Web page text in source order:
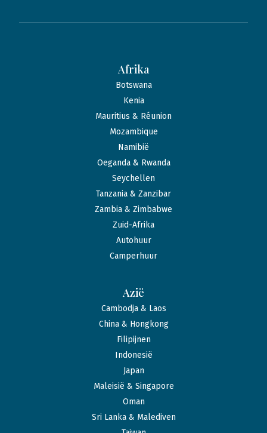
Afrika
Botswana
Kenia
Mauritius & Réunion
Mozambique
Namibië
Oeganda & Rwanda
Seychellen
Tanzania & Zanzibar
Zambia & Zimbabwe
Zuid-Afrika
Autohuur
Camperhuur
Azië
Cambodja & Laos
China & Hongkong
Filipijnen
Indonesië
Japan
Maleisië & Singapore
Oman
Sri Lanka & Malediven